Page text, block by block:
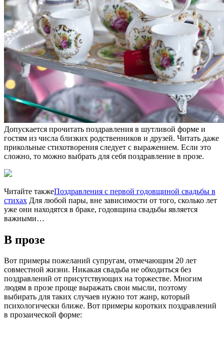
Допускается прочитать поздравления в шутливой форме и
гостям из числа близких родственников и друзей. Читать даже
прикольные стихотворения следует с выражением. Если это
сложно, то можно выбрать для себя поздравление в прозе.
Читайте такжеПоздравления с первой годовщиной свадьбы в
стихах Для любой пары, вне зависимости от того, сколько лет
уже они находятся в браке, годовщина свадьбы является
важными…
В прозе
Вот примеры пожеланий супругам, отмечающим 20 лет
совместной жизни. Никакая свадьба не обходиться без
поздравлений от присутствующих на торжестве. Многим
людям в прозе проще выражать свои мысли, поэтому
выбирать для таких случаев нужно тот жанр, который
психологически ближе. Вот примеры коротких поздравлений
в прозаической форме: